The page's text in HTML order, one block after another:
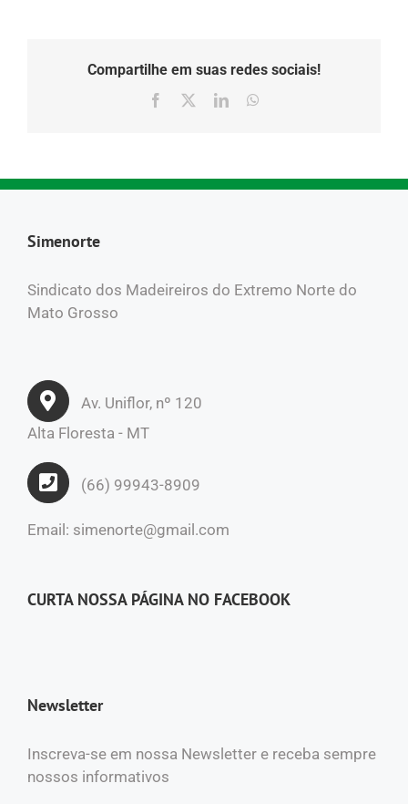
Compartilhe em suas redes sociais!
Facebook LinkedIn
Simenorte
Sindicato dos Madeireiros do Extremo Norte do
Mato Grosso
Av. Uniflor, nº 120
Alta Floresta - MT
(66) 99943-8909
Email: simenorte@gmail.com
CURTA NOSSA PÁGINA NO FACEBOOK
Newsletter
Inscreva-se em nossa Newsletter e receba sempre
nossos informativos